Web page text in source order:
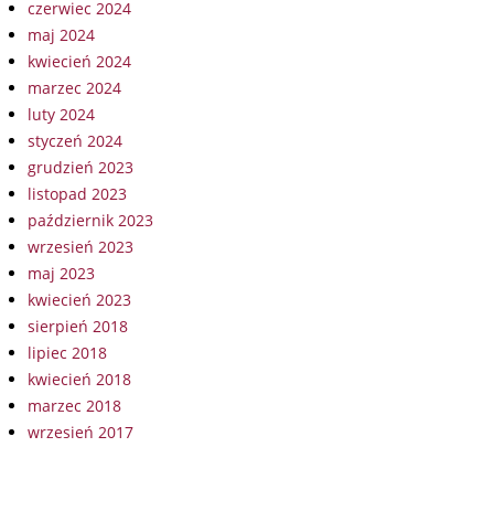
czerwiec 2024
maj 2024
kwiecień 2024
marzec 2024
luty 2024
styczeń 2024
grudzień 2023
listopad 2023
październik 2023
wrzesień 2023
maj 2023
kwiecień 2023
sierpień 2018
lipiec 2018
kwiecień 2018
marzec 2018
wrzesień 2017